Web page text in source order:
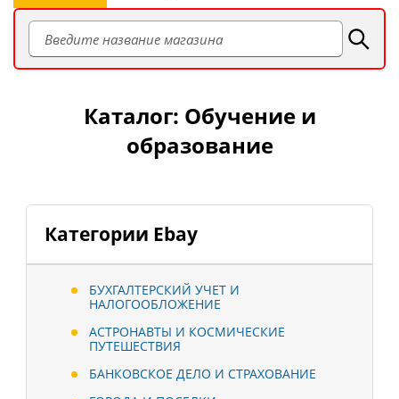
Категории Ebay
БУХГАЛТЕРСКИЙ УЧЕТ И
НАЛОГООБЛОЖЕНИЕ
АСТРОНАВТЫ И КОСМИЧЕСКИЕ
ПУТЕШЕСТВИЯ
БАНКОВСКОЕ ДЕЛО И СТРАХОВАНИЕ
Каталог: Обучение и
образование